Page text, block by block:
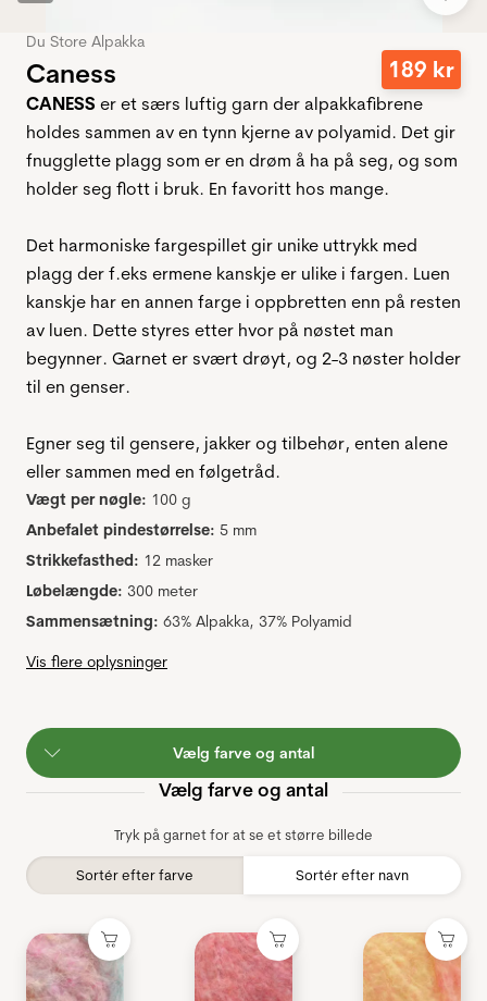
Du Store Alpakka
Caness 189 kr
CANESS er et særs luftig garn der alpakkafibrene
holdes sammen av en tynn kjerne av polyamid. Det gir
fnugglette plagg som er en drøm å ha på seg, og som
holder seg flott i bruk. En favoritt hos mange.
Det harmoniske fargespillet gir unike uttrykk med
plagg der f.eks ermene kanskje er ulike i fargen. Luen
kanskje har en annen farge i oppbretten enn på resten
av luen. Dette styres etter hvor på nøstet man
begynner. Garnet er svært drøyt, og 2-3 nøster holder
til en genser.
Egner seg til gensere, jakker og tilbehør, enten alene
eller sammen med en følgetråd.
Vægt per nøgle: 100 g
Anbefalet pindestørrelse: 5 mm
Strikkefasthed: 12 masker
Løbelængde: 300 meter
Sammensætning: 63% Alpakka, 37% Polyamid
Vis flere oplysninger
Vælg farve og antal
Vælg farve og antal
Tryk på garnet for at se et større billede
Sortér efter farve Sortér efter navn